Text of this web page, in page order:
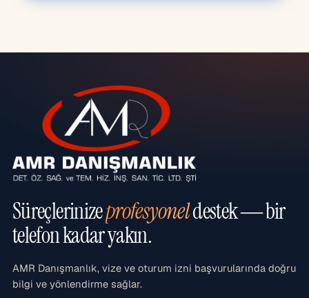
Süreçlerinizeprofesyoneldestek — bir
telefon kadar yakın.
AMR Danışmanlık, vize ve oturum izni başvurularında doğru
bilgi ve yönlendirme sağlar.